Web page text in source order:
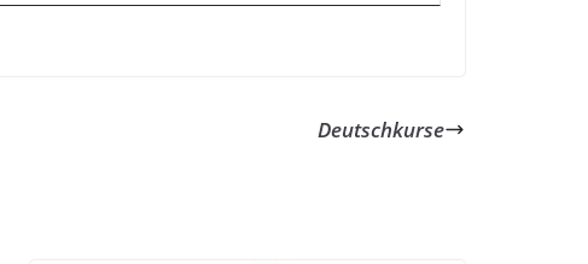
Deutschkurse